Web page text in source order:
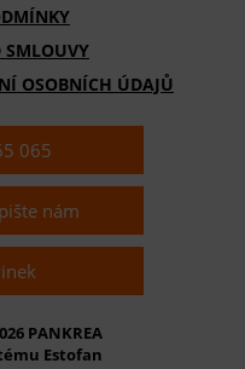
SMLOUVY
OSOBNÍCH ÚDAJŮ
065
nám
PANKREA
Estofan